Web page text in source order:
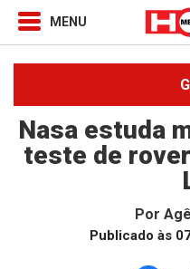
Nasa estuda
teste de
Por
Publicado às